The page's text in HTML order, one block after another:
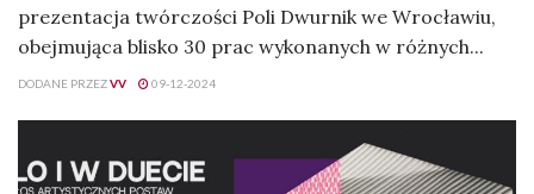
prezentacja twórczości Poli Dwurnik we Wrocławiu,
obejmująca blisko 30 prac wykonanych w różnych...
DODANE PRZEZVV 09-12-2024